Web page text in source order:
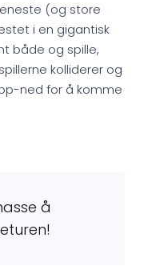
(og store
i en gigantisk
både og spille,
kolliderer og
ned for å komme
å